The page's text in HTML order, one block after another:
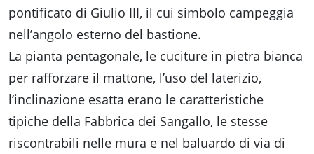
pontificato di Giulio III, il cui simbolo campeggia
nell’angolo esterno del bastione.
La pianta pentagonale, le cuciture in pietra bianca
per rafforzare il mattone, l’uso del laterizio,
l’inclinazione esatta erano le caratteristiche
tipiche della Fabbrica dei Sangallo, le stesse
riscontrabili nelle mura e nel baluardo di via di